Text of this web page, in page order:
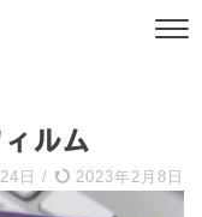
ルム
日 / 2023年2月8日